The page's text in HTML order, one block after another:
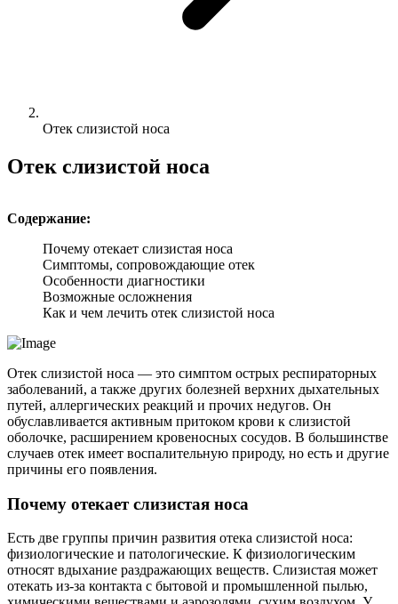
Отек слизистой носа
Отек слизистой носа
Содержание:
Почему отекает слизистая носа
Симптомы, сопровождающие отек
Особенности диагностики
Возможные осложнения
Как и чем лечить отек слизистой носа
Отек слизистой носа — это симптом острых респираторных
заболеваний, а также других болезней верхних дыхательных
путей, аллергических реакций и прочих недугов. Он
обуславливается активным притоком крови к слизистой
оболочке, расширением кровеносных сосудов. В большинстве
случаев отек имеет воспалительную природу, но есть и другие
причины его появления.
Почему отекает слизистая носа
Есть две группы причин развития отека слизистой носа:
физиологические и патологические. К физиологическим
относят вдыхание раздражающих веществ. Слизистая может
отекать из-за контакта с бытовой и промышленной пылью,